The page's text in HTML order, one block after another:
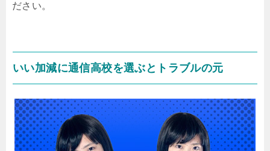
ださい。
いい加減に通信高校を選ぶとトラブルの元